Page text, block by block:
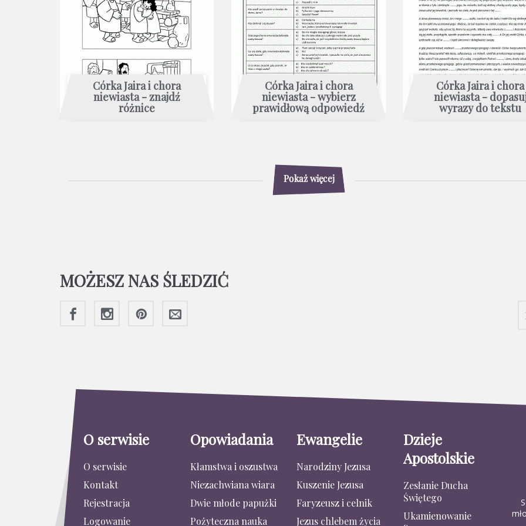
Córka Jaira i chora
niewiasta - znajdź
różnice
Córka Jaira i chora
niewiasta - wybierz
prawidłową odpowiedź
Córka Jaira i chora
niewiasta -
wyrazy do tekstu
Pokaż więcej
MOŻESZ NAS ŚLEDZIĆ
O serwisie
O serwisie
Kontakt
Rejestracja
Logowanie
Opowiadania
Kłamstwa i oszustwa
Niezachwiana wiara
Dwie młode papużki
Pożyteczna nauka
Ewangelie
Narodziny Jezusa
Kuszenie Jezusa
Faryzeusz i celnik
Jezus chlebem życia
Dzieje
Apostolskie
Zesłanie Ducha
Świętego
Ukamienowanie